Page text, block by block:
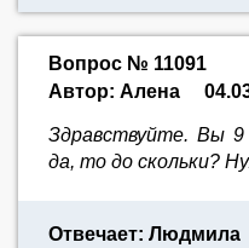
Вопрос № 11091
Автор: Алена
Здравствуйте. Вы
да, то до скольки?
Отвечает: Людмила